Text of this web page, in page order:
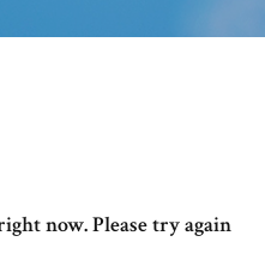
now. Please try again